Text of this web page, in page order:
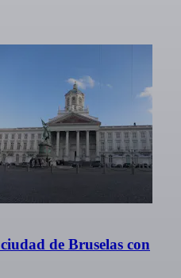
de Bruselas con